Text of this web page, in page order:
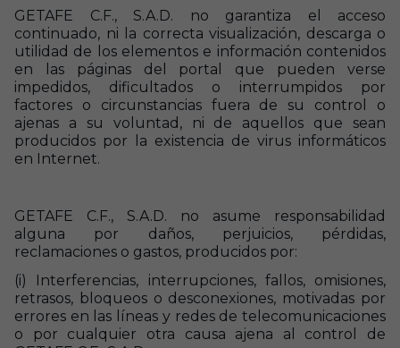
GETAFE C.F., S.A.D. no garantiza el acceso
continuado, ni la correcta visualización, descarga o
utilidad de los elementos e información contenidos
en las páginas del portal que pueden verse
impedidos, dificultados o interrumpidos por
factores o circunstancias fuera de su control o
ajenas a su voluntad, ni de aquellos que sean
producidos por la existencia de virus informáticos
en Internet.
GETAFE C.F., S.A.D. no asume responsabilidad
alguna por daños, perjuicios, pérdidas,
reclamaciones o gastos, producidos por:
(i) Interferencias, interrupciones, fallos, omisiones,
retrasos, bloqueos o desconexiones, motivadas por
errores en las líneas y redes de telecomunicaciones
o por cualquier otra causa ajena al control de